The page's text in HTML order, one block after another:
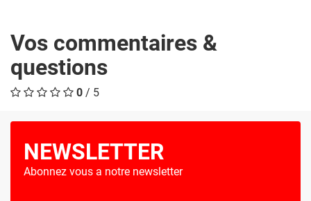
Vos commentaires &
questions
0 / 5
NEWSLETTER
Abonnez vous a notre newsletter